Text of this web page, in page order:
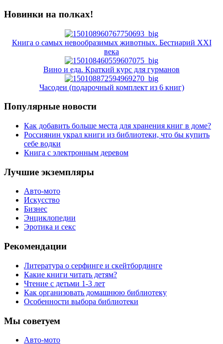
Новинки на полках!
Книга о самых невообразимых животных. Бестиарий XXI
века
Вино и еда. Краткий курс для гурманов
Часодеи (подарочный комплект из 6 книг)
Популярные новости
Как добавить больше места для хранения книг в доме?
Россиянин украл книги из библиотеки, что бы купить
себе водки
Книга с электронным деревом
Лучшие экземпляры
Авто-мото
Искусство
Бизнес
Энциклопедии
Эротика и секс
Рекомендации
Литература о серфинге и скейтбординге
Какие книги читать детям?
Чтение с детьми 1-3 лет
Как организовать домашнюю библиотеку
Особенности выбора библиотеки
Мы советуем
Авто-мото